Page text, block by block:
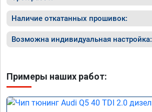
Наличие откатанных прошивок:
Возможна индивидуальная настройка:
Примеры наших работ: